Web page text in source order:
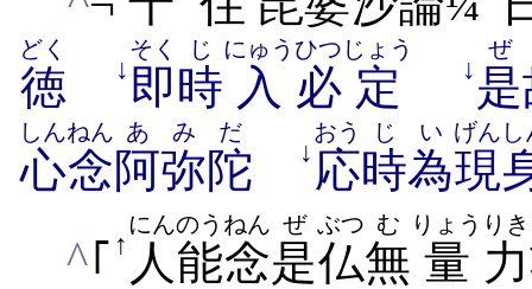
徳
どく
↓ 即
そく
時
じ
入
にゅう
必
ひつ
定
じょう
↓
ぜ
心念
しんねん
阿
あ
弥陀
みだ
↓ 応
おう
時
じ
為
い
現
げんし
^｢ ↑ 人
にん
能念
のうねん
是
ぜ
仏
ぶつ
無
む
量
りょう
力
りき